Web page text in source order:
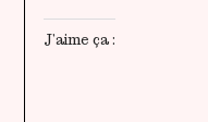
J’aime ça :